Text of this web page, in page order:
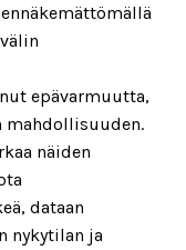
epävarmuutta,
mahdollisuuden.
näiden
dataan
nykytilan ja